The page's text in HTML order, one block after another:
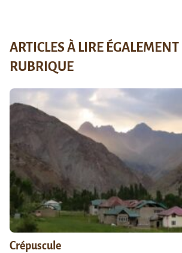
ARTICLES À LIRE
RUBRIQUE
Crépuscule